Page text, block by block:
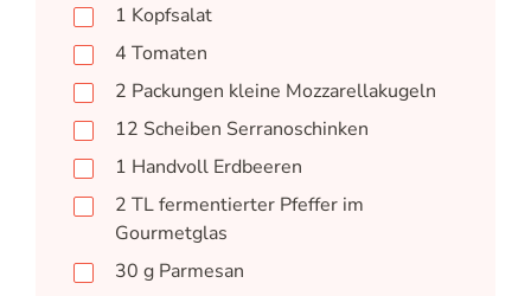
1 Kopfsalat
4 Tomaten
2 Packungen kleine Mozzarellakugeln
12 Scheiben Serranoschinken
1 Handvoll Erdbeeren
2 TLfermentierter Pfeffer im
Gourmetglas
30 g Parmesan